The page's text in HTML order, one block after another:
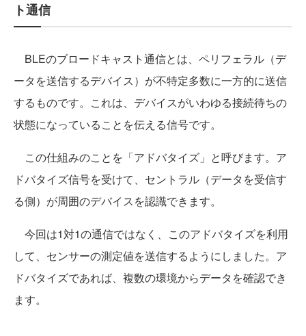
ト通信
BLEのブロードキャスト通信とは、ペリフェラル（デ
ータを送信するデバイス）が不特定多数に一方的に送信
するものです。これは、デバイスがいわゆる接続待ちの
状態になっていることを伝える信号です。
この仕組みのことを「アドバタイズ」と呼びます。ア
ドバタイズ信号を受けて、セントラル（データを受信す
る側）が周囲のデバイスを認識できます。
今回は1対1の通信ではなく、このアドバタイズを利用
して、センサーの測定値を送信するようにしました。ア
ドバタイズであれば、複数の環境からデータを確認でき
ます。